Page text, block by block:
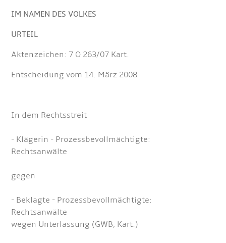
IM NAMEN DES VOLKES
URTEIL
Aktenzeichen: 7 O 263/07 Kart.
Entscheidung vom 14. März 2008
In dem Rechtsstreit
- Klägerin - Prozessbevollmächtigte:
Rechtsanwälte
gegen
- Beklagte - Prozessbevollmächtigte:
Rechtsanwälte
wegen Unterlassung (GWB, Kart.)